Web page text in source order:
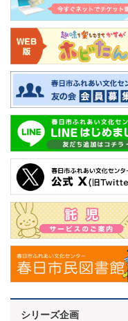
シリーズ企画